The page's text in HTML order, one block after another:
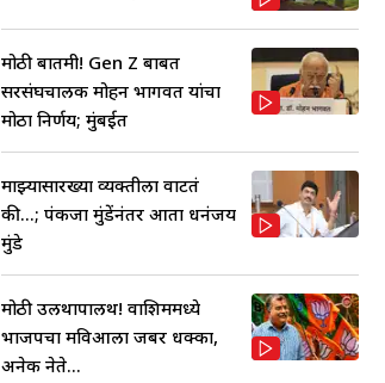
मोठी बातमी! Gen Z बाबत
सरसंघचालक मोहन भागवत यांचा
मोठा निर्णय; मुंबईत
माझ्यासारख्या व्यक्तीला वाटतं
की...; पंकजा मुंडेंनंतर आता धनंजय
मुंडे
मोठी उलथापालथ! वाशिममध्ये
भाजपचा मविआला जबर धक्का,
अनेक नेते...